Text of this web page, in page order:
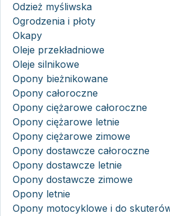
Odzież myśliwska
Ogrodzenia i płoty
Okapy
Oleje przekładniowe
Oleje silnikowe
Opony bieżnikowane
Opony całoroczne
Opony ciężarowe całoroczne
Opony ciężarowe letnie
Opony ciężarowe zimowe
Opony dostawcze całoroczne
Opony dostawcze letnie
Opony dostawcze zimowe
Opony letnie
Opony motocyklowe i do